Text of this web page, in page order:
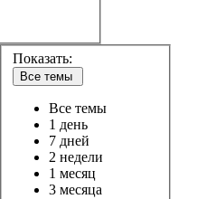
Показать:
Все темы
Все темы
1 день
7 дней
2 недели
1 месяц
3 месяца